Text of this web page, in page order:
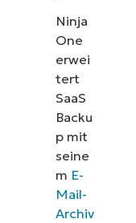
Ninja
One
erwei
tert
SaaS
Backu
p mit
seine
m E-
Mail-
Archiv